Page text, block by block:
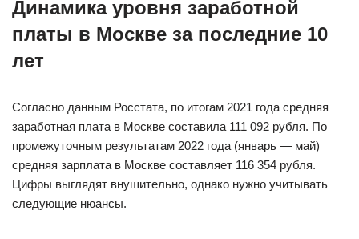
Динамика уровня заработной
платы в Москве за последние 10
лет
Согласно данным Росстата, по итогам 2021 года средняя
заработная плата в Москве составила 111 092 рубля. По
промежуточным результатам 2022 года (январь — май)
средняя зарплата в Москве составляет 116 354 рубля.
Цифры выглядят внушительно, однако нужно учитывать
следующие нюансы.